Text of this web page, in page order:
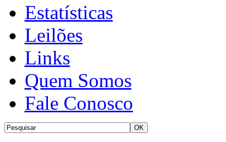
Estatísticas
Leilões
Links
Quem Somos
Fale Conosco